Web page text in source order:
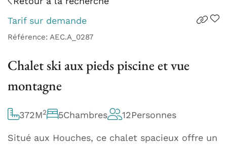
Tarif sur demande
Référence: AEC.A_0287
Chalet ski aux pieds piscine et vue
montagne
372M2 5Chambres 12Personnes
Situé aux Houches, ce chalet spacieux offre un